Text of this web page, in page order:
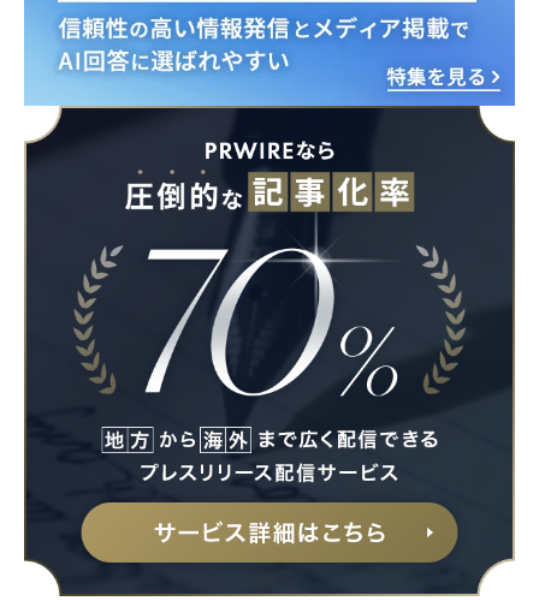
Japanese
English